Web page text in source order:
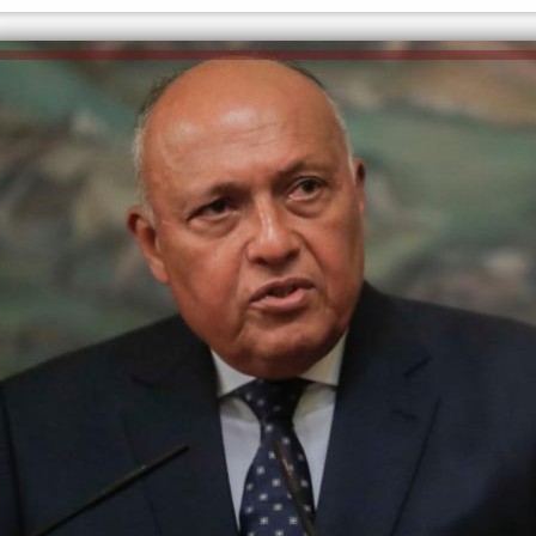
إلهام شرشر تكتب: دي مبقتش كورة..
دي سياسة
الكاتبة إلهام شرشر تهنئ الرئيس
السيسي بعيد ميلاده وتُشيد بجهوده
في بناء الدولة